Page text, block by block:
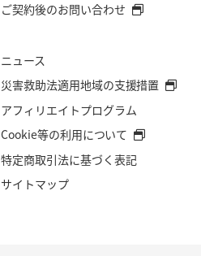
ご契約後のお問い合わせ
ニュース
災害救助法適用地域の支援措置
アフィリエイトプログラム
Cookie等の利用について
特定商取引法に基づく表記
サイトマップ